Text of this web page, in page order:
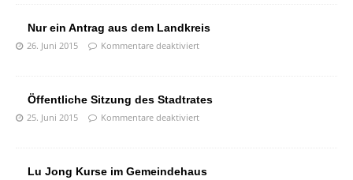
Nur ein Antrag aus dem Landkreis
26. Juni 2015 Kommentare deaktiviert
Öffentliche Sitzung des Stadtrates
25. Juni 2015 Kommentare deaktiviert
Lu Jong Kurse im Gemeindehaus